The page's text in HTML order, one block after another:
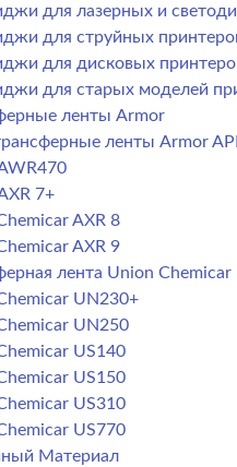
для лазерных и
для струйных
для дисковых
для старых моделей
ленты Armor
ленты Armor
7+
AXR 8
AXR 9
лента Union Chemicar
UN230+
UN250
US140
US150
US310
US770
Материал